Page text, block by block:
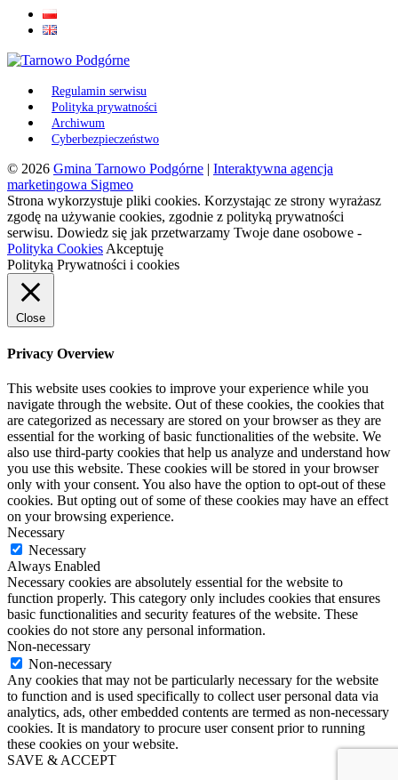
Regulamin serwisu
Polityka prywatności
Archiwum
Cyberbezpieczeństwo
© 2026 Gmina Tarnowo Podgórne | Interaktywna agencja
marketingowa Sigmeo
Strona wykorzystuje pliki cookies. Korzystając ze strony wyrażasz
zgodę na używanie cookies, zgodnie z polityką prywatności
serwisu. Dowiedz się jak przetwarzamy Twoje dane osobowe -
Polityka Cookies Akceptuję
Polityką Prywatności i cookies
Close
Privacy Overview
This website uses cookies to improve your experience while you
navigate through the website. Out of these cookies, the cookies that
are categorized as necessary are stored on your browser as they are
essential for the working of basic functionalities of the website. We
also use third-party cookies that help us analyze and understand how
you use this website. These cookies will be stored in your browser
only with your consent. You also have the option to opt-out of these
cookies. But opting out of some of these cookies may have an effect
on your browsing experience.
Necessary
Necessary
Always Enabled
Necessary cookies are absolutely essential for the website to
function properly. This category only includes cookies that ensures
basic functionalities and security features of the website. These
cookies do not store any personal information.
Non-necessary
Non-necessary
Any cookies that may not be particularly necessary for the website
to function and is used specifically to collect user personal data via
analytics, ads, other embedded contents are termed as non-necessary
cookies. It is mandatory to procure user consent prior to running
these cookies on your website.
SAVE & ACCEPT